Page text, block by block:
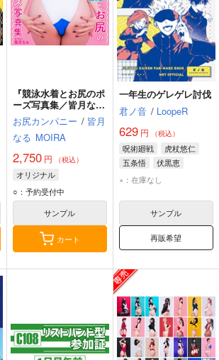
『競泳水着とお尻のポ
ーズ写真集／皆月な
る』作画資料・ポーズ
集
お尻カンパニー / 皆月
なる MOIRA
2,750 円 （税込）
オリジナル
○：予約受付中
サンプル
カート
一年生のゲレゲレ討伐
君ノ音 / LoopeR
629円 （税込）
呪術廻戦
虎杖悠仁
五条悟
伏黒恵
×：在庫なし
サンプル
再販希望